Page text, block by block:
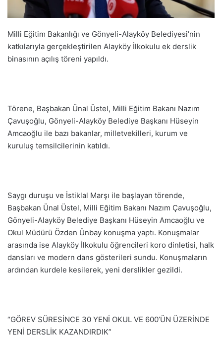
Milli Eğitim Bakanlığı ve Gönyeli-Alayköy Belediyesi’nin
katkılarıyla gerçekleştirilen Alayköy İlkokulu ek derslik
binasının açılış töreni yapıldı.
Törene, Başbakan Ünal Üstel, Milli Eğitim Bakanı Nazım
Çavuşoğlu, Gönyeli-Alayköy Belediye Başkanı Hüseyin
Amcaoğlu ile bazı bakanlar, milletvekilleri, kurum ve
kuruluş temsilcilerinin katıldı.
Saygı duruşu ve İstiklal Marşı ile başlayan törende,
Başbakan Ünal Üstel, Milli Eğitim Bakanı Nazım Çavuşoğlu,
Gönyeli-Alayköy Belediye Başkanı Hüseyin Amcaoğlu ve
Okul Müdürü Özden Ünbay konuşma yaptı. Konuşmalar
arasında ise Alayköy İlkokulu öğrencileri koro dinletisi, halk
dansları ve modern dans gösterileri sundu. Konuşmaların
ardından kurdele kesilerek, yeni derslikler gezildi.
“GÖREV SÜRESİNCE 30 YENİ OKUL VE 600’ÜN ÜZERİNDE
YENİ DERSLİK KAZANDIRDIK”